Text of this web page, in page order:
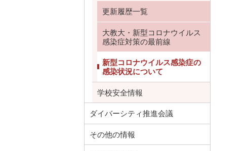
更新履歴一覧
大教大・新型コロナウイルス
感染症対策の最前線
新型コロナウイルス感染症の
感染状況について
学校安全情報
ダイバーシティ推進会議
その他の情報